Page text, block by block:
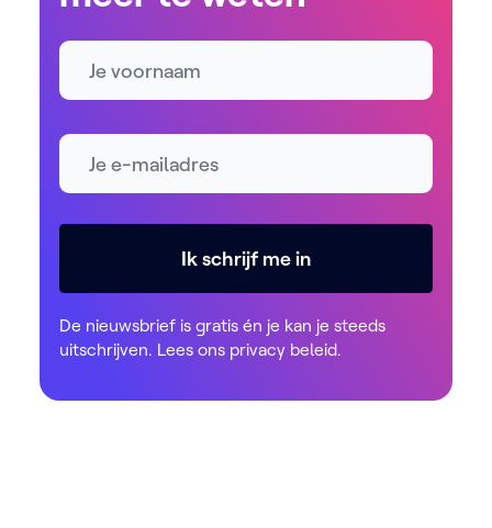
Naam
E-mailadres *
Ik schrijf me in
De nieuwsbrief is gratis én je kan je steeds
uitschrijven. Lees ons privacy beleid.